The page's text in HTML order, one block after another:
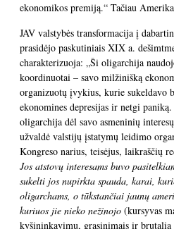
ekonomikos premiją.“ Tačiau
JAV valstybės transformacija į
prasidėjo paskutiniais XIX a.
charakterizuoja: „Ši oligarchija
koordinuotai – savo milžinišką
organizuotų įvykius, kurie sukeldavo
ekonomines depresijas ir netgi
oligarchija dėl savo asmeninių
užvaldė valstijų įstatymų leidimo
Kongreso narius, teisėjus, laikraščių
Jos atstovų interesams buvo
sukelti jos nupirkta spauda, karai,
oligarchams, o tūkstančiai jaunų
kuriuos jie nieko nežinojo (kursyvas
kyšininkavimu, grasinimais ir